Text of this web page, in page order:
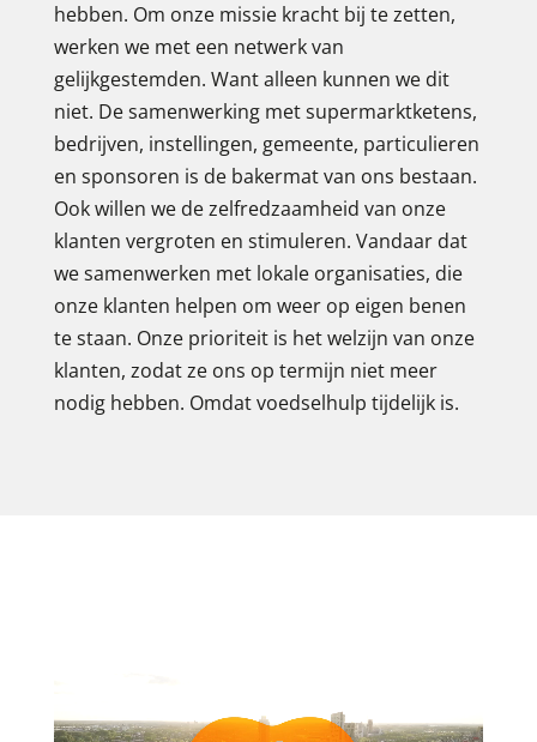
hebben. Om onze missie kracht bij te zetten,
werken we met een netwerk van
gelijkgestemden. Want alleen kunnen we dit
niet. De samenwerking met supermarktketens,
bedrijven, instellingen, gemeente, particulieren
en sponsoren is de bakermat van ons bestaan.
Ook willen we de zelfredzaamheid van onze
klanten vergroten en stimuleren. Vandaar dat
we samenwerken met lokale organisaties, die
onze klanten helpen om weer op eigen benen
te staan. Onze prioriteit is het welzijn van onze
klanten, zodat ze ons op termijn niet meer
nodig hebben. Omdat voedselhulp tijdelijk is.